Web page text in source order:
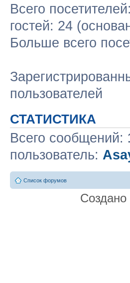
Всего посетителей:
гостей: 24
Больше всего
пользователей
СТАТИСТИКА
Всего сообщений:
пользователь:
Список форумов
Создано